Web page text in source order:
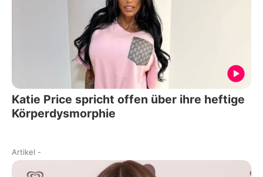
Katie Price spricht offen über ihre heftige
Körperdysmorphie
Artikel -